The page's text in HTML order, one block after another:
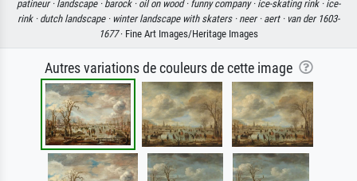
patineur · landscape · barock · oil on wood · funny company · ice-skating rink · ice-
rink · dutch landscape · winter landscape with skaters · neer · aert · van der 1603-
1677· Fine Art Images/Heritage Images
Autres variations de couleurs de cette image